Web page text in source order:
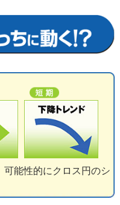
能性的にクロス円のシ